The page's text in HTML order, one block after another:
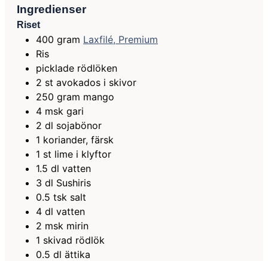
Ingredienser
Riset
400 gram Laxfilé, Premium
Ris
picklade rödlöken
2 st avokados i skivor
250 gram mango
4 msk gari
2 dl sojabönor
1 koriander, färsk
1 st lime i klyftor
1.5 dl vatten
3 dl Sushiris
0.5 tsk salt
4 dl vatten
2 msk mirin
1 skivad rödlök
0.5 dl ättika